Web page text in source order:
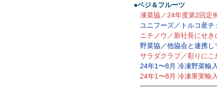
●ベジ＆フルーツ
凍菜協／24年度第2回定
ユニフーズ／トルコ産
ニチノウ／新社長にせ
野菜協／他協会と連携
サラダクラブ／彩りに
24年1〜8月 冷凍野菜輸
24年1〜8月 冷凍果実輸